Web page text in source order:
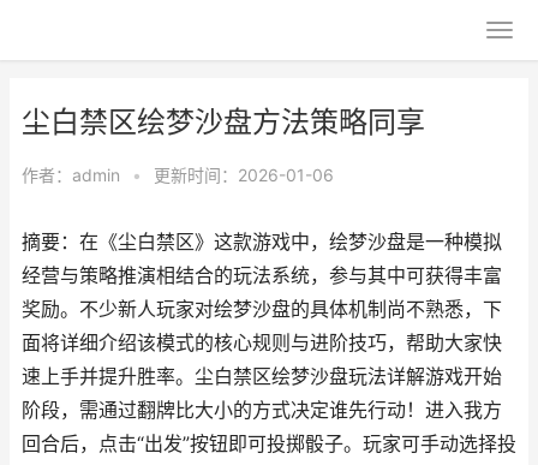
尘白禁区绘梦沙盘方法策略同享
作者： admin • 更新时间：2026-01-06
摘要：在《尘白禁区》这款游戏中，绘梦沙盘是一种模拟
经营与策略推演相结合的玩法系统，参与其中可获得丰富
奖励。不少新人玩家对绘梦沙盘的具体机制尚不熟悉，下
面将详细介绍该模式的核心规则与进阶技巧，帮助大家快
速上手并提升胜率。尘白禁区绘梦沙盘玩法详解游戏开始
阶段，需通过翻牌比大小的方式决定谁先行动！进入我方
回合后，点击“出发”按钮即可投掷骰子。玩家可手动选择投